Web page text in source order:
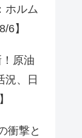
ホルム
6】
原油
況、日
衝撃と